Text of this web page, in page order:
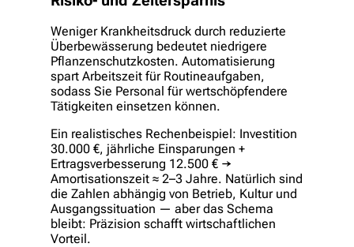
Weniger Krankheitsdruck durch reduzierte
Überbewässerung bedeutet niedrigere
Pflanzenschutzkosten. Automatisierung
spart Arbeitszeit für Routineaufgaben,
sodass Sie Personal für wertschöpfendere
Tätigkeiten einsetzen können.
Ein realistisches Rechenbeispiel: Investition
30.000 €, jährliche Einsparungen +
Ertragsverbesserung 12.500 € →
Amortisationszeit ≈ 2–3 Jahre. Natürlich sind
die Zahlen abhängig von Betrieb, Kultur und
Ausgangssituation — aber das Schema
bleibt: Präzision schafft wirtschaftlichen
Vorteil.